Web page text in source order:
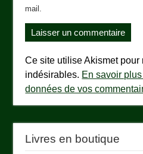
mail.
Ce site utilise Akismet pour
indésirables. En savoir
données de vos
Livres en boutique